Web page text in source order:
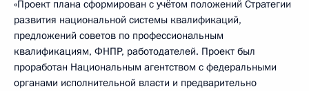
«Проект плана сформирован с учётом положений Стратегии
развития национальной системы квалификаций,
предложений советов по профессиональным
квалификациям, ФНПР, работодателей. Проект был
проработан Национальным агентством с федеральными
органами исполнительной власти и предварительно